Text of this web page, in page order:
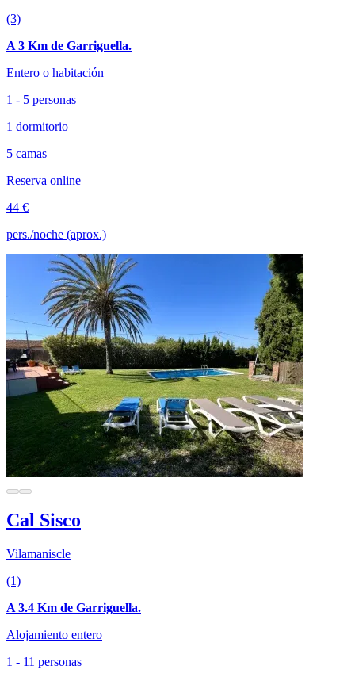
(3)
A 3 Km de Garriguella.
Entero o habitación
1 - 5 personas
1 dormitorio
5 camas
Reserva online
44 €
pers./noche (aprox.)
Cal Sisco
Vilamaniscle
(1)
A 3.4 Km de Garriguella.
Alojamiento entero
1 - 11 personas